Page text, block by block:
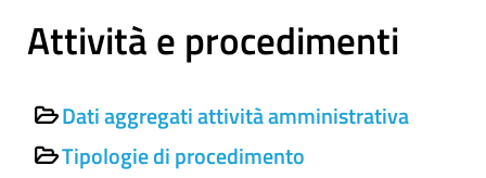
Attività e procedimenti
Dati aggregati attività amministrativa
Tipologie di procedimento